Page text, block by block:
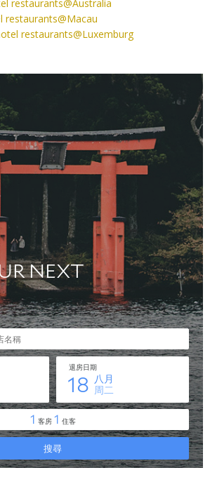
restaurants@Australia
restaurants@Macau
restaurants@Luxemburg